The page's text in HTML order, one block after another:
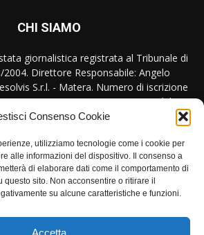
Consenso Cookie
utilizziamo tecnologie come i cookie per
alle informazioni del dispositivo. Il consenso a
di elaborare dati come il comportamento di
sito. Non acconsentire o ritirare il
su alcune caratteristiche e funzioni.
Accetta
CHI SIAMO
giornalistica registrata al Tribunale di
Direttore Responsabile: Angelo
S.r.l. - Matera. Numero di iscrizione
Comunicazione n. 17440 del
31/10/2007
redazione@millemedia.it
SEGUICI